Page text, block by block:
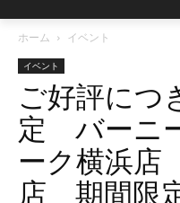
ホーム イベント
イベント
ご好評につ
定 バーニ
ーク横浜
店 期間限